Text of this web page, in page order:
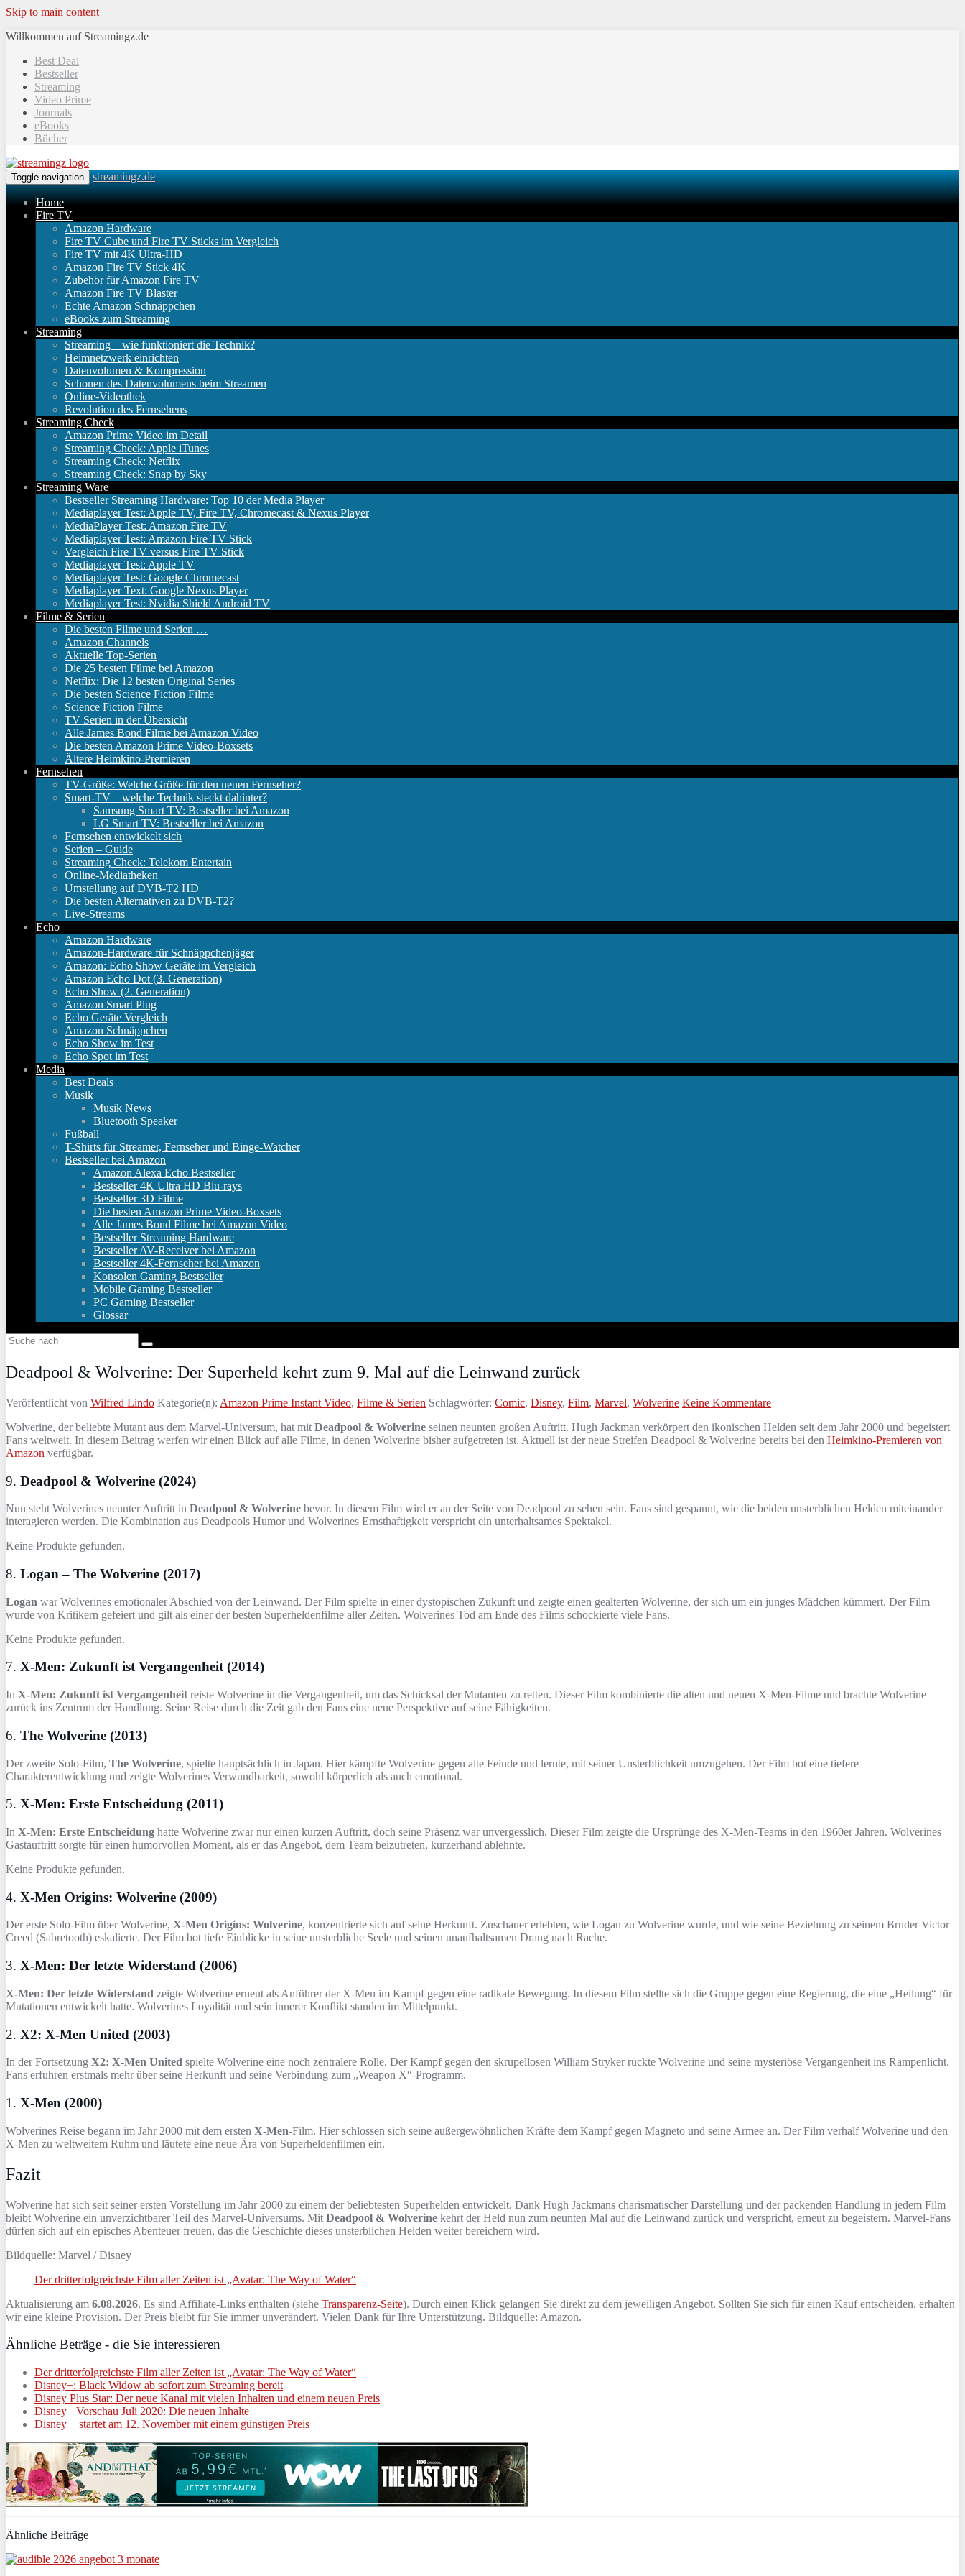
Skip to main content
Willkommen auf Streamingz.de
Best Deal
Bestseller
Streaming
Video Prime
Journals
eBooks
Bücher
Toggle navigation streamingz.de
Home
Fire TV
Amazon Hardware
Fire TV Cube und Fire TV Sticks im Vergleich
Fire TV mit 4K Ultra-HD
Amazon Fire TV Stick 4K
Zubehör für Amazon Fire TV
Amazon Fire TV Blaster
Echte Amazon Schnäppchen
eBooks zum Streaming
Streaming
Streaming – wie funktioniert die Technik?
Heimnetzwerk einrichten
Datenvolumen & Kompression
Schonen des Datenvolumens beim Streamen
Online-Videothek
Revolution des Fernsehens
Streaming Check
Amazon Prime Video im Detail
Streaming Check: Apple iTunes
Streaming Check: Netflix
Streaming Check: Snap by Sky
Streaming Ware
Bestseller Streaming Hardware: Top 10 der Media Player
Mediaplayer Test: Apple TV, Fire TV, Chromecast & Nexus Player
MediaPlayer Test: Amazon Fire TV
Mediaplayer Test: Amazon Fire TV Stick
Vergleich Fire TV versus Fire TV Stick
Mediaplayer Test: Apple TV
Mediaplayer Test: Google Chromecast
Mediaplayer Text: Google Nexus Player
Mediaplayer Test: Nvidia Shield Android TV
Filme & Serien
Die besten Filme und Serien …
Amazon Channels
Aktuelle Top-Serien
Die 25 besten Filme bei Amazon
Netflix: Die 12 besten Original Series
Die besten Science Fiction Filme
Science Fiction Filme
TV Serien in der Übersicht
Alle James Bond Filme bei Amazon Video
Die besten Amazon Prime Video-Boxsets
Ältere Heimkino-Premieren
Fernsehen
TV-Größe: Welche Größe für den neuen Fernseher?
Smart-TV – welche Technik steckt dahinter?
Samsung Smart TV: Bestseller bei Amazon
LG Smart TV: Bestseller bei Amazon
Fernsehen entwickelt sich
Serien – Guide
Streaming Check: Telekom Entertain
Online-Mediatheken
Umstellung auf DVB-T2 HD
Die besten Alternativen zu DVB-T2?
Live-Streams
Echo
Amazon Hardware
Amazon-Hardware für Schnäppchenjäger
Amazon: Echo Show Geräte im Vergleich
Amazon Echo Dot (3. Generation)
Echo Show (2. Generation)
Amazon Smart Plug
Echo Geräte Vergleich
Amazon Schnäppchen
Echo Show im Test
Echo Spot im Test
Media
Best Deals
Musik
Musik News
Bluetooth Speaker
Fußball
T-Shirts für Streamer, Fernseher und Binge-Watcher
Bestseller bei Amazon
Amazon Alexa Echo Bestseller
Bestseller 4K Ultra HD Blu-rays
Bestseller 3D Filme
Die besten Amazon Prime Video-Boxsets
Alle James Bond Filme bei Amazon Video
Bestseller Streaming Hardware
Bestseller AV-Receiver bei Amazon
Bestseller 4K-Fernseher bei Amazon
Konsolen Gaming Bestseller
Mobile Gaming Bestseller
PC Gaming Bestseller
Glossar
Deadpool & Wolverine: Der Superheld kehrt zum 9. Mal auf die Leinwand zurück
Veröffentlicht von Wilfred Lindo Kategorie(n): Amazon Prime Instant Video, Filme & Serien Schlagwörter: Comic, Disney, Film, Marvel, Wolverine Keine Kommentare
Wolverine, der beliebte Mutant aus dem Marvel-Universum, hat mit Deadpool & Wolverine seinen neunten großen Auftritt. Hugh Jackman verkörpert den ikonischen Helden seit dem Jahr 2000 und begeistert
Fans weltweit. In diesem Beitrag werfen wir einen Blick auf alle Filme, in denen Wolverine bisher aufgetreten ist. Aktuell ist der neue Streifen Deadpool & Wolverine bereits bei den Heimkino-Premieren von
Amazon verfügbar.
9. Deadpool & Wolverine (2024)
Nun steht Wolverines neunter Auftritt in Deadpool & Wolverine bevor. In diesem Film wird er an der Seite von Deadpool zu sehen sein. Fans sind gespannt, wie die beiden unsterblichen Helden miteinander
interagieren werden. Die Kombination aus Deadpools Humor und Wolverines Ernsthaftigkeit verspricht ein unterhaltsames Spektakel.
Keine Produkte gefunden.
8. Logan – The Wolverine (2017)
Logan war Wolverines emotionaler Abschied von der Leinwand. Der Film spielte in einer dystopischen Zukunft und zeigte einen gealterten Wolverine, der sich um ein junges Mädchen kümmert. Der Film
wurde von Kritikern gefeiert und gilt als einer der besten Superheldenfilme aller Zeiten. Wolverines Tod am Ende des Films schockierte viele Fans.
Keine Produkte gefunden.
7. X-Men: Zukunft ist Vergangenheit (2014)
In X-Men: Zukunft ist Vergangenheit reiste Wolverine in die Vergangenheit, um das Schicksal der Mutanten zu retten. Dieser Film kombinierte die alten und neuen X-Men-Filme und brachte Wolverine
zurück ins Zentrum der Handlung. Seine Reise durch die Zeit gab den Fans eine neue Perspektive auf seine Fähigkeiten.
6. The Wolverine (2013)
Der zweite Solo-Film, The Wolverine, spielte hauptsächlich in Japan. Hier kämpfte Wolverine gegen alte Feinde und lernte, mit seiner Unsterblichkeit umzugehen. Der Film bot eine tiefere
Charakterentwicklung und zeigte Wolverines Verwundbarkeit, sowohl körperlich als auch emotional.
5. X-Men: Erste Entscheidung (2011)
In X-Men: Erste Entscheidung hatte Wolverine zwar nur einen kurzen Auftritt, doch seine Präsenz war unvergesslich. Dieser Film zeigte die Ursprünge des X-Men-Teams in den 1960er Jahren. Wolverines
Gastauftritt sorgte für einen humorvollen Moment, als er das Angebot, dem Team beizutreten, kurzerhand ablehnte.
Keine Produkte gefunden.
4. X-Men Origins: Wolverine (2009)
Der erste Solo-Film über Wolverine, X-Men Origins: Wolverine, konzentrierte sich auf seine Herkunft. Zuschauer erlebten, wie Logan zu Wolverine wurde, und wie seine Beziehung zu seinem Bruder Victor
Creed (Sabretooth) eskalierte. Der Film bot tiefe Einblicke in seine unsterbliche Seele und seinen unaufhaltsamen Drang nach Rache.
3. X-Men: Der letzte Widerstand (2006)
X-Men: Der letzte Widerstand zeigte Wolverine erneut als Anführer der X-Men im Kampf gegen eine radikale Bewegung. In diesem Film stellte sich die Gruppe gegen eine Regierung, die eine „Heilung“ für
Mutationen entwickelt hatte. Wolverines Loyalität und sein innerer Konflikt standen im Mittelpunkt.
2. X2: X-Men United (2003)
In der Fortsetzung X2: X-Men United spielte Wolverine eine noch zentralere Rolle. Der Kampf gegen den skrupellosen William Stryker rückte Wolverine und seine mysteriöse Vergangenheit ins Rampenlicht.
Fans erfuhren erstmals mehr über seine Herkunft und seine Verbindung zum „Weapon X“-Programm.
1. X-Men (2000)
Wolverines Reise begann im Jahr 2000 mit dem ersten X-Men-Film. Hier schlossen sich seine außergewöhnlichen Kräfte dem Kampf gegen Magneto und seine Armee an. Der Film verhalf Wolverine und den
X-Men zu weltweitem Ruhm und läutete eine neue Ära von Superheldenfilmen ein.
Fazit
Wolverine hat sich seit seiner ersten Vorstellung im Jahr 2000 zu einem der beliebtesten Superhelden entwickelt. Dank Hugh Jackmans charismatischer Darstellung und der packenden Handlung in jedem Film
bleibt Wolverine ein unverzichtbarer Teil des Marvel-Universums. Mit Deadpool & Wolverine kehrt der Held nun zum neunten Mal auf die Leinwand zurück und verspricht, erneut zu begeistern. Marvel-Fans
dürfen sich auf ein episches Abenteuer freuen, das die Geschichte dieses unsterblichen Helden weiter bereichern wird.
Bildquelle: Marvel / Disney
Der dritterfolgreichste Film aller Zeiten ist „Avatar: The Way of Water“
Aktualisierung am 6.08.2026. Es sind Affiliate-Links enthalten (siehe Transparenz-Seite). Durch einen Klick gelangen Sie direkt zu dem jeweiligen Angebot. Sollten Sie sich für einen Kauf entscheiden, erhalten
wir eine kleine Provision. Der Preis bleibt für Sie immer unverändert. Vielen Dank für Ihre Unterstützung. Bildquelle: Amazon.
Ähnliche Beträge - die Sie interessieren
Der dritterfolgreichste Film aller Zeiten ist „Avatar: The Way of Water“
Disney+: Black Widow ab sofort zum Streaming bereit
Disney Plus Star: Der neue Kanal mit vielen Inhalten und einem neuen Preis
Disney+ Vorschau Juli 2020: Die neuen Inhalte
Disney + startet am 12. November mit einem günstigen Preis
Ähnliche Beiträge